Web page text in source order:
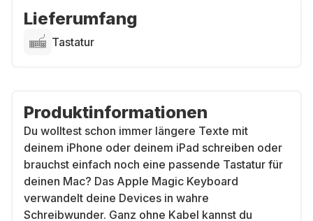
Lieferumfang
Tastatur
Produktinformationen
Du wolltest schon immer längere Texte mit
deinem iPhone oder deinem iPad schreiben oder
brauchst einfach noch eine passende Tastatur für
deinen Mac? Das Apple Magic Keyboard
verwandelt deine Devices in wahre
Schreibwunder. Ganz ohne Kabel kannst du